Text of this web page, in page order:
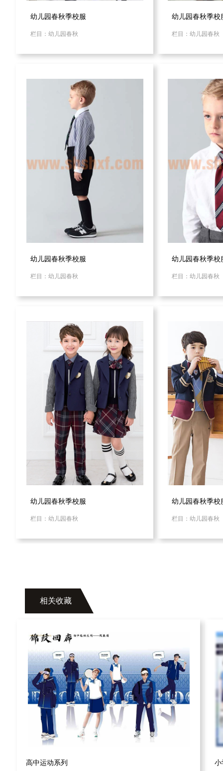
幼儿园春秋季校服
栏目：幼儿园春秋
幼儿园春秋季校
栏目：幼儿园春秋
幼儿园春秋季校服
栏目：幼儿园春秋
幼儿园春秋季校
栏目：幼儿园春秋
幼儿园春秋季校服
栏目：幼儿园春秋
幼儿园春秋季校
栏目：幼儿园春秋
相关收藏
高中运动系列 小